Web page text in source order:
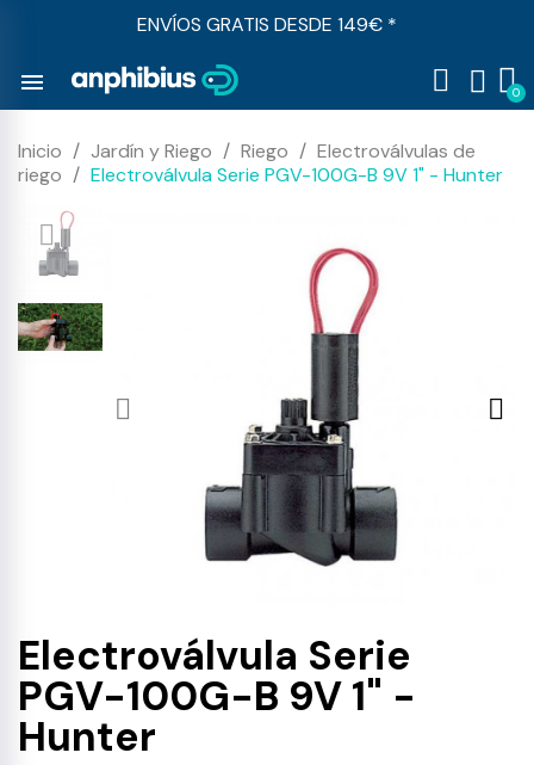
ENVÍOS GRATIS DESDE 149€ *
menu
Inicio Jardín y Riego Riego
Electroválvulas de
riego
Electroválvula Serie PGV-100G-B 9V 1" - Hunter
Electroválvula Serie
PGV-100G-B 9V 1" -
Hunter